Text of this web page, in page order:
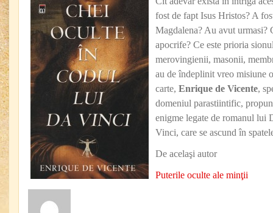
fost de fapt Isus Hristos? A
Magdalena? Au avut urmasi?
apocrife? Ce este prioria
merovingienii, masonii,
au de îndeplinit vreo misiune
carte, Enrique de Vicente,
domeniul parastiintific,
enigme legate de romanul lui
Vinci, care se ascund în
De acelaşi autor
Puterile oculte ale minţii